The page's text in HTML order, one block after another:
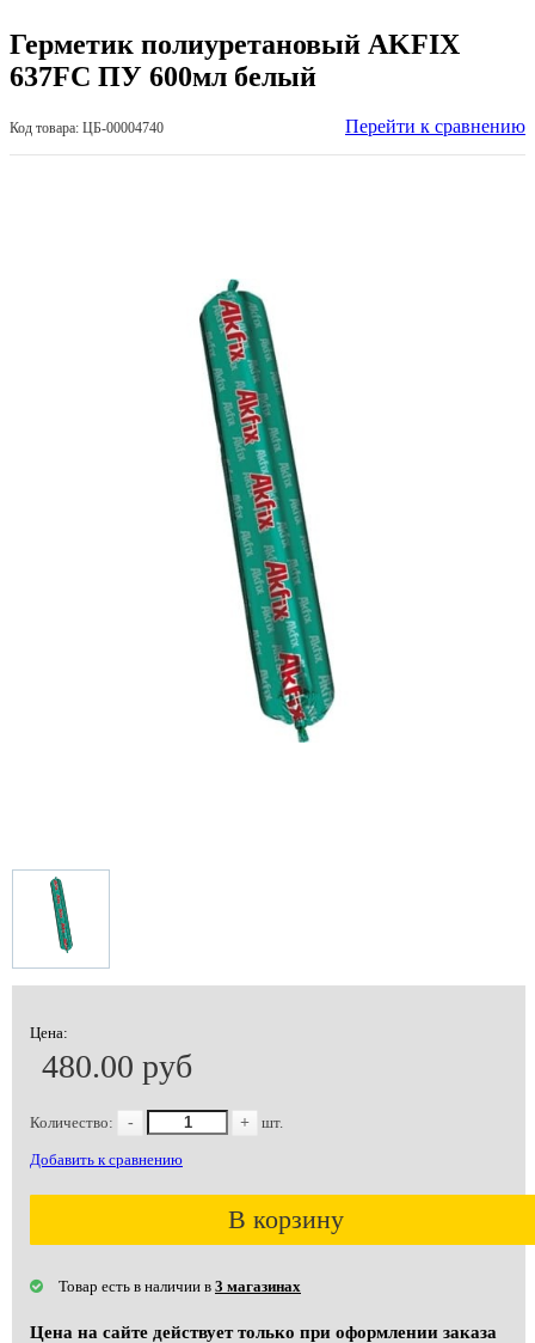
Герметик полиуретановый AKFIX
637FC ПУ 600мл белый
Код товара: ЦБ-00004740 Перейти к сравнению
Цена:
480.00 руб
Количество: - + шт.
Добавить к сравнению
В корзину
Товар есть в наличии в 3 магазинах
Цена на сайте действует только при оформлении заказа